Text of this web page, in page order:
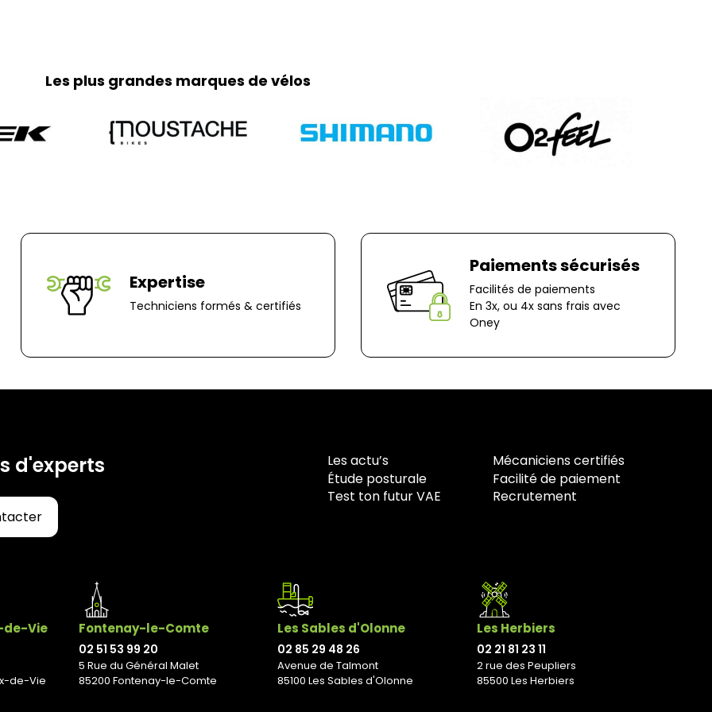
part. Pour toute question, n'hésitez pas à nous contacter au
Adresse de retour :
Les plus grandes marques de vélos
Expertise
Techniciens formés & certifiés
Paiements sécurisés
Facilités de paiements
En 3x, ou 4x sans frais avec
Oney
d'experts Les actu’s
Mécaniciens certifiés
Étude posturale
Facilité de paiement
Test ton futur VAE
Recrutement
Vie
de-Vie
Fontenay-le-Comte
02 51 53 99 20
5 Rue du Général Malet
85200 Fontenay-le-Comte
Les Sables d'Olonne
02 85 29 48 26
Avenue de Talmont
85100 Les Sables d'Olonne
Les Herbiers
02 21 81 23 11
2 rue des Peupliers
85500 Les Herbiers